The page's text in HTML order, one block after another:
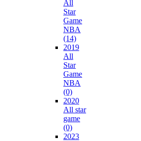
All
Star
Game
NBA
(14)
2019
All
Star
Game
NBA
(0)
2020
All star
game
(0)
2023